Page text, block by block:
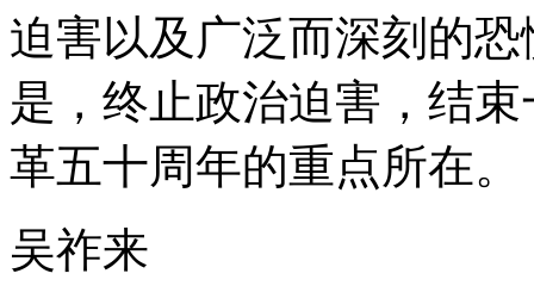
迫害以及广泛而深刻的
是，终止政治迫害，结
革五十周年的重点所在。
吴祚来